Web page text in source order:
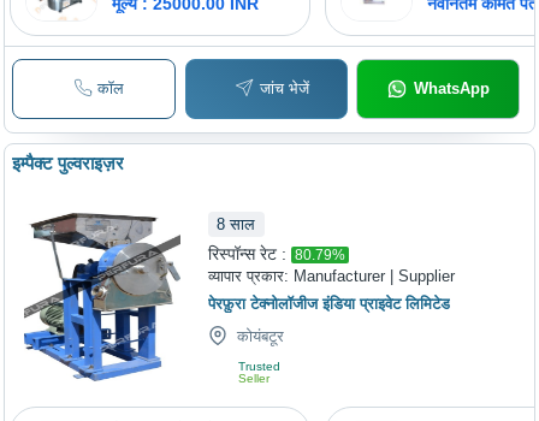
मूल्य : 25000.00 INR
नवीनतम कीमत
कॉल जांच भेजें WhatsApp
इम्पैक्ट पुल्वराइज़र
8 साल
रिस्पॉन्स रेट : 80.79%
व्यापार प्रकार: Manufacturer | Supplier
पेरफ़ुरा टेक्नोलॉजीज इंडिया प्राइवेट लिमिटेड
कोयंबटूर
Trusted
Seller